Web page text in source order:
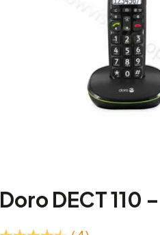
Doro DECT 110